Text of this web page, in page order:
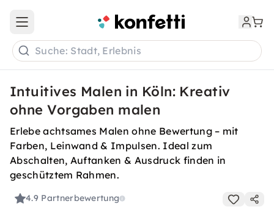
Open main menu
Suche: Stadt, Erlebnis
Intuitives Malen in Köln: Kreativ
ohne Vorgaben malen
Erlebe achtsames Malen ohne Bewertung – mit
Farben, Leinwand & Impulsen. Ideal zum
Abschalten, Auftanken & Ausdruck finden in
geschütztem Rahmen.
4.9 Partnerbewertung